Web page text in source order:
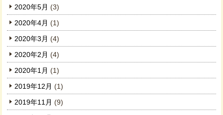
2020年5月 (3)
2020年4月 (1)
2020年3月 (4)
2020年2月 (4)
2020年1月 (1)
2019年12月 (1)
2019年11月 (9)